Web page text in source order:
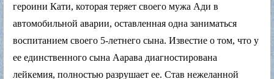
героини Кати, которая теряет своего мужа Ади в
автомобильной аварии, оставленная одна заниматься
воспитанием своего 5-летнего сына. Известие о том, что у
ее единственного сына Аарава диагностирована
лейкемия, полностью разрушает ее. Став нежеланной